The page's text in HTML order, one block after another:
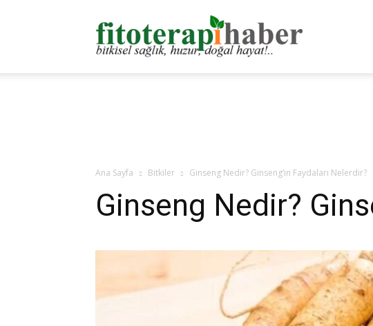
Fitoterapi
Ana Sayfa Bitkiler Ginseng Nedir? Ginseng’in Faydaları Nelerdir?
Ginseng Nedir?